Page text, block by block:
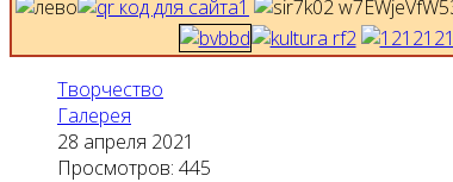
Творчество
Галерея
28 апреля 2021
Просмотров: 445